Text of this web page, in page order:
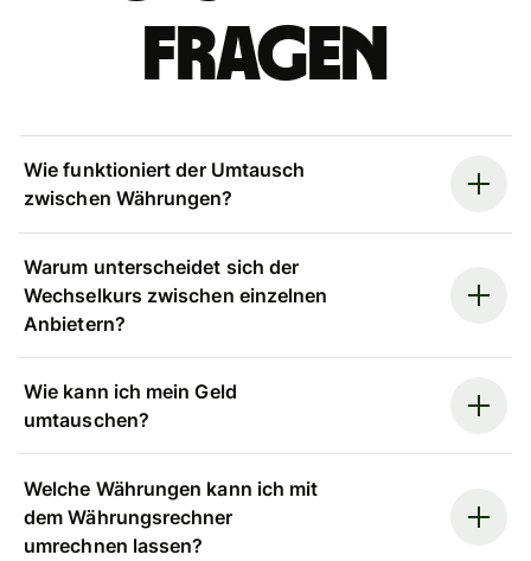
Fragen
Wie funktioniert der Umtausch
zwischen Währungen?
Warum unterscheidet sich der
Wechselkurs zwischen einzelnen
Anbietern?
Wie kann ich mein Geld
umtauschen?
Welche Währungen kann ich mit
dem Währungsrechner
umrechnen lassen?